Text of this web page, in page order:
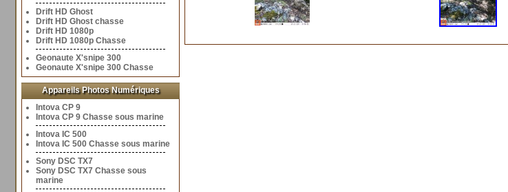
Drift HD Ghost
Drift HD Ghost chasse
Drift HD 1080p
Drift HD 1080p Chasse
Geonaute X'snipe 300
Geonaute X'snipe 300 Chasse
Appareils Photos Numériques
Intova CP 9
Intova CP 9 Chasse sous marine
Intova IC 500
Intova IC 500 Chasse sous marine
Sony DSC TX7
Sony DSC TX7 Chasse sous
marine